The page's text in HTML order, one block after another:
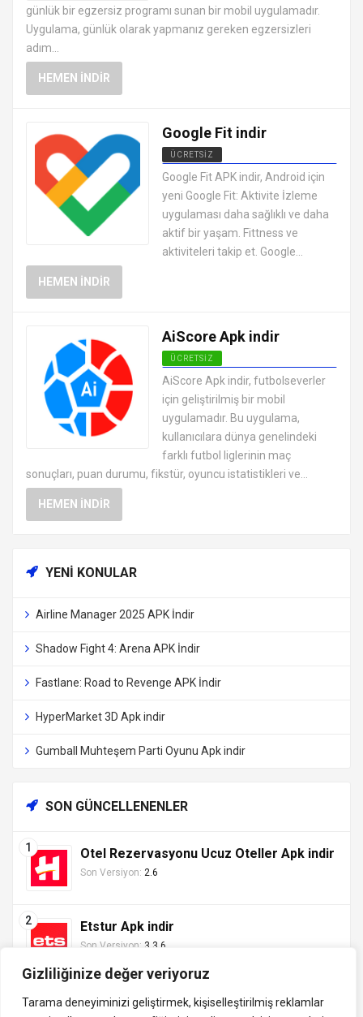
Gizliliğinize değer veriyoruz
Tarama deneyiminizi geliştirmek, kişiselleştirilmiş reklamlar
günlük bir egzersiz programı sunan bir mobil uygulamadır.
Uygulama, günlük olarak yapmanız gereken egzersizleri
adım...
HEMEN İNDIR
Google Fit indir
ÜCRETSIZ
ANDROID SAĞLIK VE FITNESS
UYGULAMALARI APK
Google Fit APK indir, Android için
yeni Google Fit: Aktivite İzleme
uygulaması daha sağlıklı ve daha
aktif bir yaşam. Fittness ve
aktiviteleri takip et. Google...
HEMEN İNDIR
AiScore Apk indir
ÜCRETSIZ
ANDROID SAĞLIK VE FITNESS
UYGULAMALARI APK
AiScore Apk indir, futbolseverler
için geliştirilmiş bir mobil
uygulamadır. Bu uygulama,
kullanıcılara dünya genelindeki
farklı futbol liglerinin maç
sonuçları, puan durumu, fikstür, oyuncu istatistikleri ve...
HEMEN İNDIR
YENI KONULAR
Airline Manager 2025 APK İndir
Shadow Fight 4: Arena APK İndir
Fastlane: Road to Revenge APK İndir
HyperMarket 3D Apk indir
Gumball Muhteşem Parti Oyunu Apk indir
SON GÜNCELLENENLER
Otel Rezervasyonu Ucuz Oteller Apk indir
Son Versiyon: 2.6
Etstur Apk indir
Son Versiyon: 3.3.6